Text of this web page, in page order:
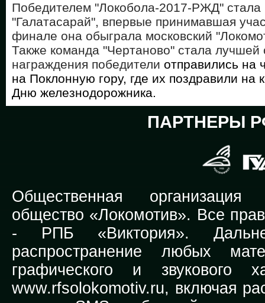
Победителем "Локобола-2017-РЖД" стала
"Галатасарай", впервые принимавшая
финале она обыграла московский
Также команда "Чертаново" стала лучшей
награждения победители отправились на
на Поклонную гору, где их поздравили на
Дню железнодорожника.
ПАРТНЕРЫ
Общественная организация
общество «Локомотив». Все
- РПБ «Виктория».
распространение любых
графического и звукового
www.rfsolokomotiv.ru, включая